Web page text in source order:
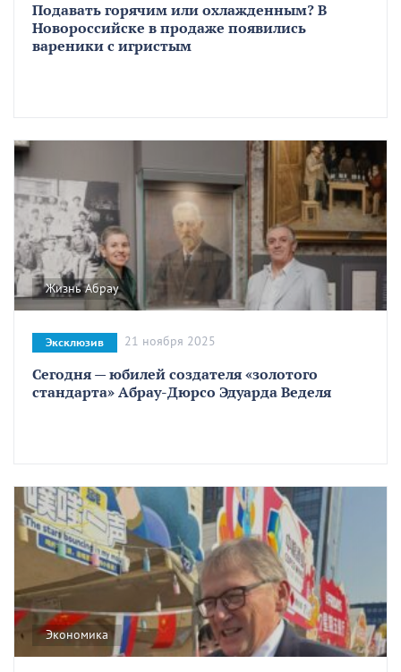
Подавать горячим или охлажденным? В
Новороссийске в продаже появились
вареники с игристым
Жизнь Абрау
Сегодня — юбилей создателя «золотого
стандарта» Абрау-Дюрсо Эдуарда Веделя
Эксклюзив 21 ноября 2025
Экономика